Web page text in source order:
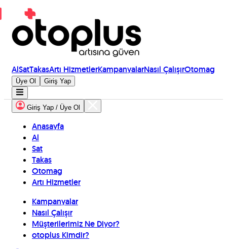
AlSatTakasArtı HizmetlerKampanyalarNasıl ÇalışırOtomag
Üye Ol Giriş Yap
Giriş Yap / Üye Ol
Anasayfa
Al
Sat
Takas
Otomag
Artı Hizmetler
Kampanyalar
Nasıl Çalışır
Müşterilerimiz Ne Diyor?
otoplus Kimdir?